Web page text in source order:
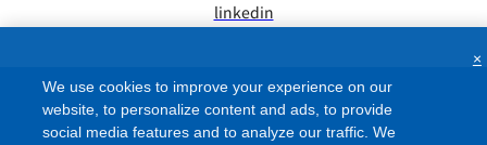
linkedin
We use cookies to improve your experience on our
website, to personalize content and ads, to provide
social media features and to analyze our traffic. We
×